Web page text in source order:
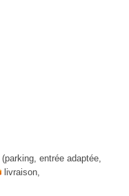
(parking, entrée adaptée,
livraison,